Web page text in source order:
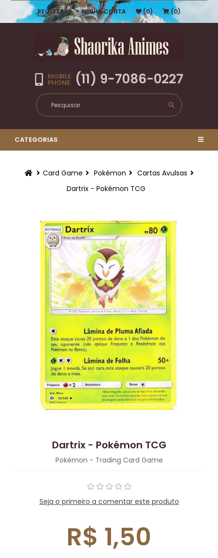
REGISTRAR MINHA CONTA (0) (0)
MOBILE
PHONE (11) 9-7086-0227
CATEGORIAS
Card Game Pokémon
Cartas Avulsas
Dartrix - Pokémon TCG
Dartrix - Pokémon TCG
Pokémon - Trading Card Game
Seja o primeiro a comentar este produto
R$ 1,50